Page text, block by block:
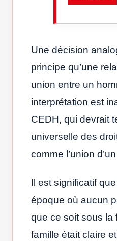
Une décision
principe qu’une
union entre un
interprétation est
CEDH, qui devrait
universelle des
comme l’union
Il est significatif
époque où aucun
que ce soit sous la
famille était claire